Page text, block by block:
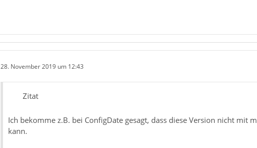
28. November 2019 um 12:43
Zitat
Ich bekomme z.B. bei ConfigDate gesagt, dass diese Version nicht
kann.